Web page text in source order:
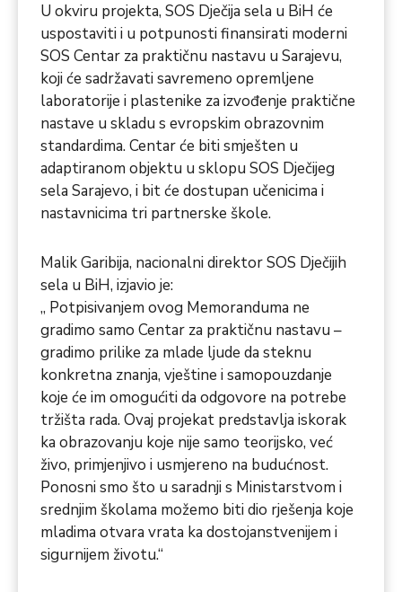
U okviru projekta, SOS Dječija sela u BiH će
uspostaviti i u potpunosti finansirati moderni
SOS Centar za praktičnu nastavu u Sarajevu,
koji će sadržavati savremeno opremljene
laboratorije i plastenike za izvođenje praktične
nastave u skladu s evropskim obrazovnim
standardima. Centar će biti smješten u
adaptiranom objektu u sklopu SOS Dječijeg
sela Sarajevo, i bit će dostupan učenicima i
nastavnicima tri partnerske škole.
Malik Garibija, nacionalni direktor SOS Dječijih
sela u BiH, izjavio je:
„ Potpisivanjem ovog Memoranduma ne
gradimo samo Centar za praktičnu nastavu –
gradimo prilike za mlade ljude da steknu
konkretna znanja, vještine i samopouzdanje
koje će im omogućiti da odgovore na potrebe
tržišta rada. Ovaj projekat predstavlja iskorak
ka obrazovanju koje nije samo teorijsko, već
živo, primjenjivo i usmjereno na budućnost.
Ponosni smo što u saradnji s Ministarstvom i
srednjim školama možemo biti dio rješenja koje
mladima otvara vrata ka dostojanstvenijem i
sigurnijem životu.“